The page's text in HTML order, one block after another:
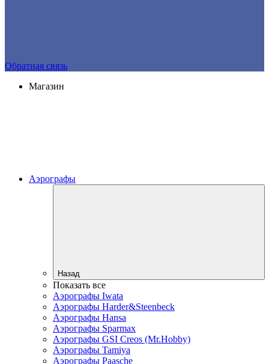
Обратная связь
Магазин
Аэрографы
Назад
Показать все
Аэрографы Iwata
Аэрографы Harder&Steenbeck
Аэрографы Hansa
Аэрографы Sparmax
Аэрографы GSI Creos (Mr.Hobby)
Аэрографы Tamiya
Аэрографы Paasche